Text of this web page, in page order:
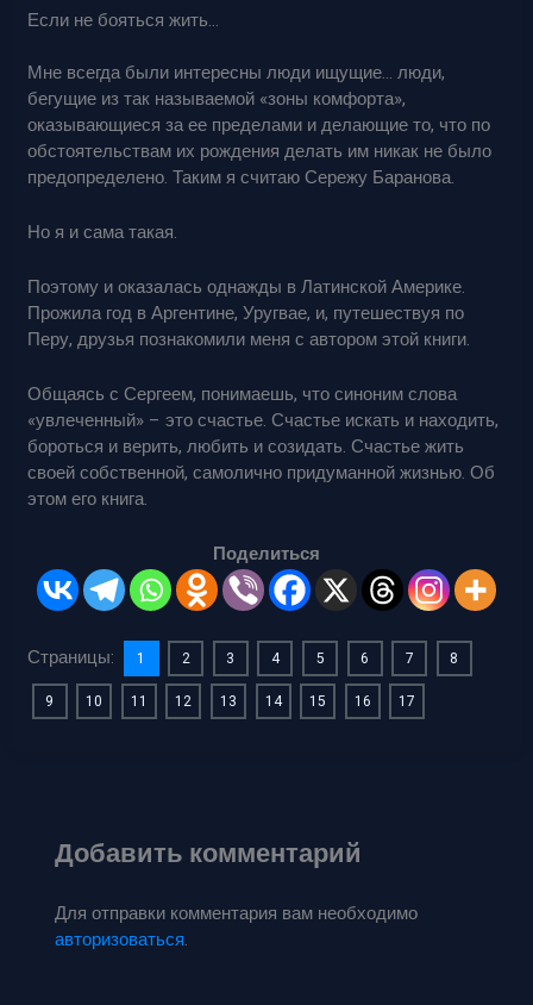
Если не бояться жить…
Мне всегда были интересны люди ищущие… люди,
бегущие из так называемой «зоны комфорта»,
оказывающиеся за ее пределами и делающие то, что по
обстоятельствам их рождения делать им никак не было
предопределено. Таким я считаю Сережу Баранова.
Но я и сама такая.
Поэтому и оказалась однажды в Латинской Америке.
Прожила год в Аргентине, Уругвае, и, путешествуя по
Перу, друзья познакомили меня с автором этой книги.
Общаясь с Сергеем, понимаешь, что синоним слова
«увлеченный» – это счастье. Счастье искать и находить,
бороться и верить, любить и созидать. Счастье жить
своей собственной, самолично придуманной жизнью. Об
этом его книга.
Поделиться
Страницы: 1 2 3 4 5 6 7
8
9
10 11 12 13 14 15 16 17
Добавить комментарий
Для отправки комментария вам необходимо
авторизоваться.